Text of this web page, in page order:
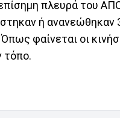
πλευρά του
ή ανανεώθηκαν
φαίνεται οι
τόπο.